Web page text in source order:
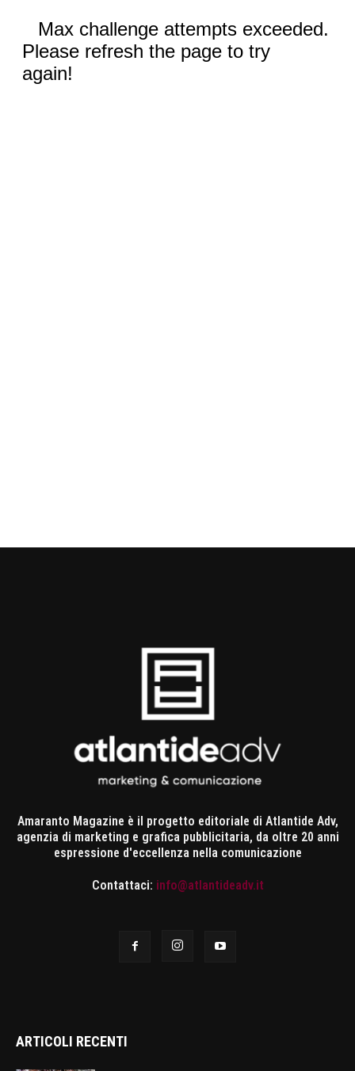
Amaranto Magazine è il progetto editoriale di Atlantide Adv,
agenzia di marketing e grafica pubblicitaria, da oltre 20 anni
espressione d'eccellenza nella comunicazione
Contattaci: info@atlantideadv.it
ARTICOLI RECENTI